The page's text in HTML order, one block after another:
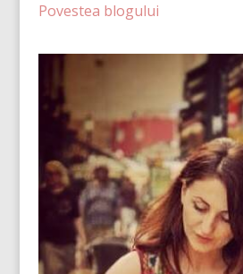
Povestea blogului